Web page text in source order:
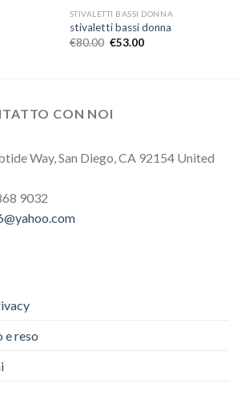
STIVALETTI BASSI DONNA
stivaletti bassi donna
€80.00 €53.00
CON NOI
Way, San Diego, CA 92154 United
9032
e reso